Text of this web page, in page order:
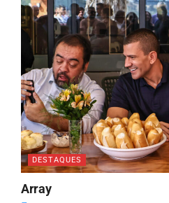
DESTAQUES
Array